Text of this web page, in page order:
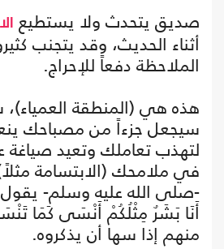
صديق يتحدث ولا يستطيع
أثناء الحديث، وقد يتجنب
الملاحظة دفعاً للإحراج.
هذه هي (المنطقة
سيجعل جزءاً من مصباحك
لتهذب تعاملك وتعيد صياغة
في ملامحك (الابتسامة
-صلى الله عليه وسلم- يقول
أَنَا بَشَرٌ مِثْلُكُمْ أَنْسَى كَمَا
منهم إذا سها أن يذكروه.